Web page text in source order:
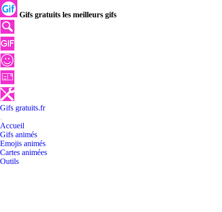
Gifs gratuits les meilleurs gifs
Gifs gratuits.fr
Accueil
Gifs animés
Emojis animés
Cartes animées
Outils